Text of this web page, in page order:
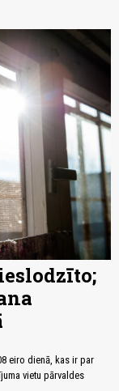
eiro dienā, kas ir par
vietu pārvaldes